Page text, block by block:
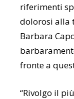
riferimenti
dolorosi alla
Barbara
fronte a
“Rivolgo il